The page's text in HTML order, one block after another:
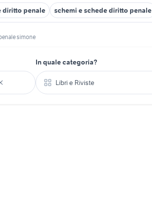
diritto penale schemi e schede diritto penale
simone
In quale categoria?
Libri e Riviste